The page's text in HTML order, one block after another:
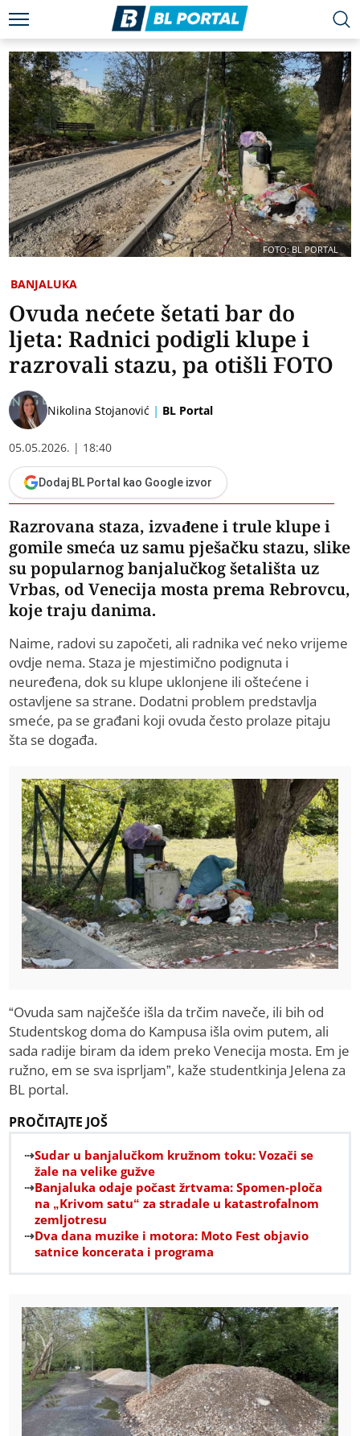
FOTO: BL PORTAL
BANJALUKA
Ovuda nećete šetati bar do
ljeta: Radnici podigli klupe i
razrovali stazu, pa otišli FOTO
Nikolina Stojanović | BL Portal
05.05.2026. | 18:40
Dodaj BL Portal kao Google izvor
Razrovana staza, izvađene i trule klupe i
gomile smeća uz samu pješačku stazu, slike
su popularnog banjalučkog šetališta uz
Vrbas, od Venecija mosta prema Rebrovcu,
koje traju danima.
Naime, radovi su započeti, ali radnika već neko vrijeme
ovdje nema. Staza je mjestimično podignuta i
neuređena, dok su klupe uklonjene ili oštećene i
ostavljene sa strane. Dodatni problem predstavlja
smeće, pa se građani koji ovuda često prolaze pitaju
šta se događa.
“Ovuda sam najčešće išla da trčim naveče, ili bih od
Studentskog doma do Kampusa išla ovim putem, ali
sada radije biram da idem preko Venecija mosta. Em je
ružno, em se sva isprljam”, kaže studentkinja Jelena za
BL portal.
PROČITAJTE JOŠ
Sudar u banjalučkom kružnom toku: Vozači se
žale na velike gužve
Banjaluka odaje počast žrtvama: Spomen-ploča
na „Krivom satu“ za stradale u katastrofalnom
zemljotresu
Dva dana muzike i motora: Moto Fest objavio
satnice koncerata i programa